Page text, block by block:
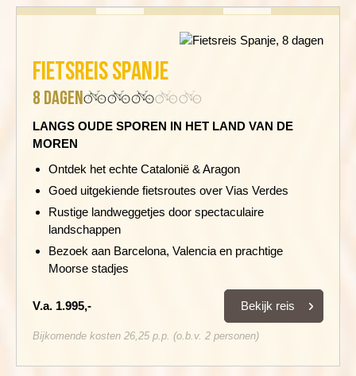
Fietsreis Spanje
8 dagen
LANGS OUDE SPOREN IN HET LAND VAN DE
MOREN
Ontdek het echte Catalonië & Aragon
Goed uitgekiende fietsroutes over Vias Verdes
Rustige landweggetjes door spectaculaire
landschappen
Bezoek aan Barcelona, Valencia en prachtige
Moorse stadjes
V.a. 1.995,- Bekijk reis
Bijkomende kosten 26,25 p.p. (o.b.v. 2 personen)